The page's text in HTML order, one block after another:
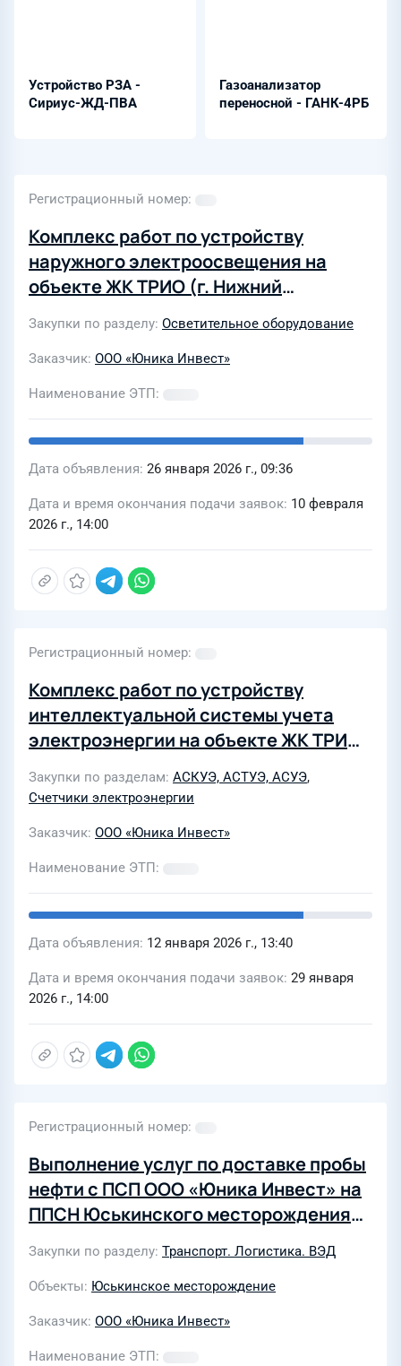
Устройство РЗА -
Сириус-ЖД-ПВА
Газоанализатор
переносной - ГАНК-4РБ
Регистрационный номер
Комплекс работ по устройству
наружного электроосвещения на
объекте ЖК ТРИО (г. Нижний
Закупки по разделу Осветительное оборудование
Заказчик ООО «Юника Инвест»
Наименование ЭТП
Дата объявления 26 января 2026 г., 09:36
Дата и время окончания подачи заявок 10 февраля
2026 г., 14:00
Регистрационный номер
Комплекс работ по устройству
интеллектуальной системы учета
электроэнергии на объекте ЖК ТРИО
Закупки по разделам АСКУЭ, АСТУЭ, АСУЭ,
Счетчики электроэнергии
Заказчик ООО «Юника Инвест»
Наименование ЭТП
Дата объявления 12 января 2026 г., 13:40
Дата и время окончания подачи заявок 29 января
2026 г., 14:00
Регистрационный номер
Выполнение услуг по доставке пробы
нефти с ПСП ООО «Юника Инвест» на
ППСН Юськинского месторождения
Волкова в ХАЛ ПСП «Малая Пурга» АО
«Белкамнефть» им. А.А. Волкова
Закупки по разделу Транспорт. Логистика. ВЭД
Объекты Юськинское месторождение
Заказчик ООО «Юника Инвест»
Наименование ЭТП